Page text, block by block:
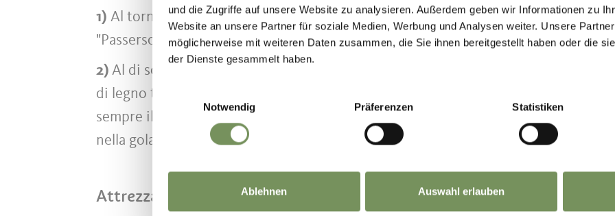
und die Zugriffe auf unsere Website zu analysieren. Außerdem geben wir Informationen zu
Website an unsere Partner für soziale Medien, Werbung und Analysen weiter. Unsere
möglicherweise mit weiteren Daten zusammen, die Sie ihnen bereitgestellt haben oder die
der Dienste gesammelt haben.
Einwilligungsauswahl
Notwendig
Präferenzen Statistiken
Ablehnen Auswahl erlauben
1) Al tornante sotto la chiesa prendete il sentiero a sinistra e seguite le indicazioni
"Passerschlucht" (n.1)
2) Al di sotto della chiesa prendete la strada a destra per Plan. A 250 m dopo il
di legno trovate la deviazione a sinistra che porta alla cascata "Stieber". Seguendo
sempre il sentiero fino all'incorcio al margine del bosco e giù fino alla diga, si arriva
nella gola del Passirio "Passerschlucht" che porta fino a S. Leonardo.
Attrezzatura consigliata